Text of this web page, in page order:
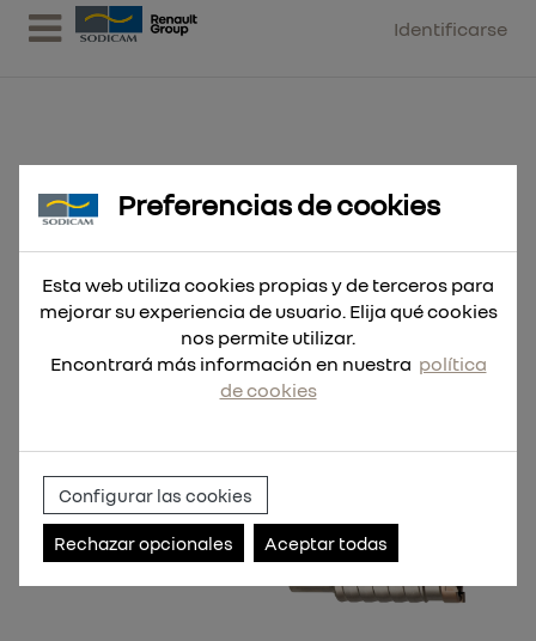
Identificarse
Corona TCT SDS-Max
monocuerpo 50x290
Preferencias de cookies
Esta web utiliza cookies propias y de terceros para
mejorar su experiencia de usuario. Elija qué cookies
nos permite utilizar.
Encontrará más información en nuestra política
de cookies
Configurar las cookies
Rechazar opcionales Aceptar todas